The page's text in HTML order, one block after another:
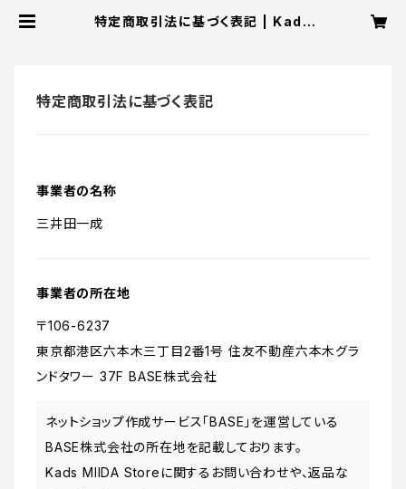
特定商取引法に基づく表記 | Kads
特定商取引法に基づく表記
事業者の名称
三井田一成
事業者の所在地
〒106-6237
東京都港区六本木三丁目2番1号 住友不動産六本木グラ
ンドタワー 37F BASE株式会社
ネットショップ作成サービス「BASE」を運営している
BASE株式会社の所在地を記載しております。
Kads MIIDA Storeに関するお問い合わせや、返品な